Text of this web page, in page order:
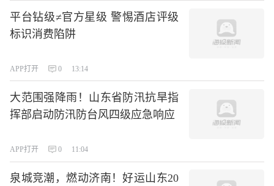
平台钻级≠官方星级 警惕酒店评级
标识消费陷阱
APP打开 0 13:14
大范围强降雨！山东省防汛抗旱指
挥部启动防汛防台风四级应急响应
APP打开 0 11:04
泉城竞潮，燃动济南！好运山东20